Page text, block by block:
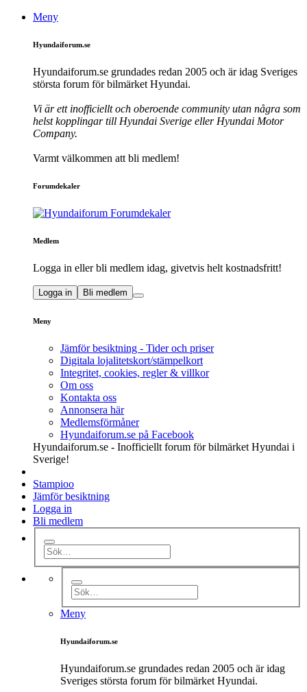
Meny
Hyundaiforum.se
Hyundaiforum.se grundades redan 2005 och är idag Sveriges
största forum för bilmärket Hyundai.
Vi är ett inofficiellt och oberoende community utan några som
helst kopplingar till Hyundai Sverige eller Hyundai Motor
Company.
Varmt välkommen att bli medlem!
Forumdekaler
Medlem
Logga in eller bli medlem idag, givetvis helt kostnadsfritt!
Logga in Bli medlem
Meny
Jämför besiktning - Tider och priser
Digitala lojalitetskort/stämpelkort
Integritet, cookies, regler & villkor
Om oss
Kontakta oss
Annonsera här
Medlemsförmåner
Hyundaiforum.se på Facebook
Hyundaiforum.se - Inofficiellt forum för bilmärket Hyundai i
Sverige!
Stampioo
Jämför besiktning
Logga in
Bli medlem
Meny
Hyundaiforum.se
Hyundaiforum.se grundades redan 2005 och är idag
Sveriges största forum för bilmärket Hyundai.